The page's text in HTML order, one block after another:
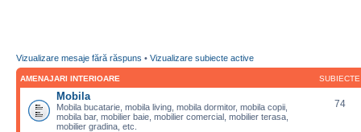
Vizualizare mesaje fără răspuns • Vizualizare subiecte active
AMENAJARI INTERIOARE SUBIECTE
Mobila
Mobila bucatarie, mobila living, mobila dormitor, mobila copii,
mobila bar, mobilier baie, mobilier comercial, mobilier terasa,
mobilier gradina, etc.
74